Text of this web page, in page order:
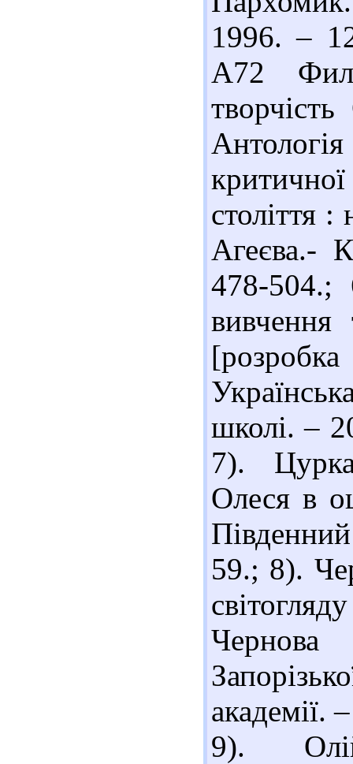
1996. –
А72
століття
Агеєва.-
478-
вивчення
школі. –
7).
Олеся в
59.; 8).
9).